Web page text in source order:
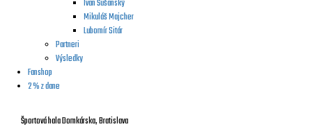
Ivan Šušanský
Mikuláš Majcher
Lubomír Sitár
Partneri
Výsledky
Fanshop
2 % z dane
Športová hala Domkárska, Bratislava